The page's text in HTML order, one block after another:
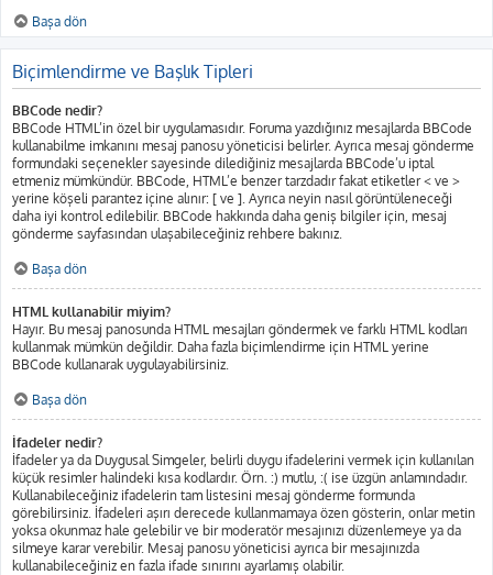
Başa dön
Biçimlendirme ve Başlık Tipleri
BBCode nedir?
BBCode HTML’in özel bir uygulamasıdır. Foruma yazdığınız mesajlarda BBCode
kullanabilme imkanını mesaj panosu yöneticisi belirler. Ayrıca mesaj gönderme
formundaki seçenekler sayesinde dilediğiniz mesajlarda BBCode’u iptal
etmeniz mümkündür. BBCode, HTML’e benzer tarzdadır fakat etiketler < ve >
yerine köşeli parantez içine alınır: [ ve ]. Ayrıca neyin nasıl görüntüleneceği
daha iyi kontrol edilebilir. BBCode hakkında daha geniş bilgiler için, mesaj
gönderme sayfasından ulaşabileceğiniz rehbere bakınız.
Başa dön
HTML kullanabilir miyim?
Hayır. Bu mesaj panosunda HTML mesajları göndermek ve farklı HTML kodları
kullanmak mümkün değildir. Daha fazla biçimlendirme için HTML yerine
BBCode kullanarak uygulayabilirsiniz.
Başa dön
İfadeler nedir?
İfadeler ya da Duygusal Simgeler, belirli duygu ifadelerini vermek için kullanılan
küçük resimler halindeki kısa kodlardır. Örn. :) mutlu, :( ise üzgün anlamındadır.
Kullanabileceğiniz ifadelerin tam listesini mesaj gönderme formunda
görebilirsiniz. İfadeleri aşırı derecede kullanmamaya özen gösterin, onlar metin
yoksa okunmaz hale gelebilir ve bir moderatör mesajınızı düzenlemeye ya da
silmeye karar verebilir. Mesaj panosu yöneticisi ayrıca bir mesajınızda
kullanabileceğiniz en fazla ifade sınırını ayarlamış olabilir.